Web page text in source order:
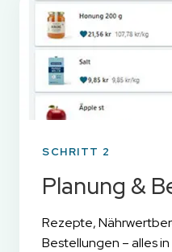
SCHRITT 2
Planung &
Rezepte,
Bestellungen – alles